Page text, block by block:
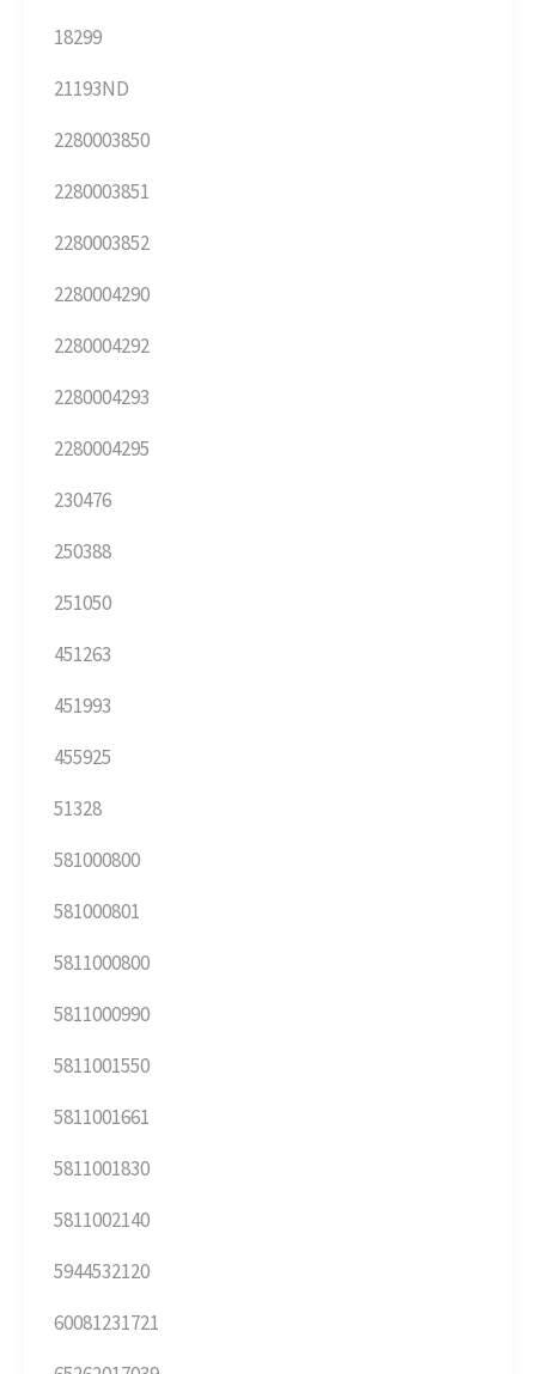
18299
21193ND
2280003850
2280003851
2280003852
2280004290
2280004292
2280004293
2280004295
230476
250388
251050
451263
451993
455925
51328
581000800
581000801
5811000800
5811000990
5811001550
5811001661
5811001830
5811002140
5944532120
60081231721